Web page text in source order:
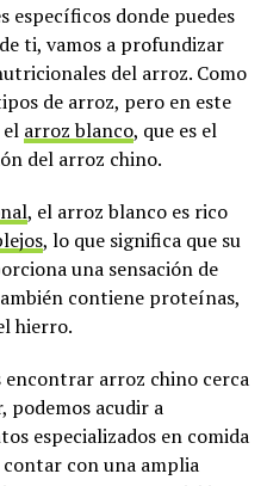
específicos donde puedes
ti, vamos a profundizar
del arroz. Como
de arroz, pero en este
arroz blanco, que es el
del arroz chino.
, el arroz blanco es rico
, lo que significa que su
una sensación de
contiene proteínas,
hierro.
encontrar arroz chino cerca
podemos acudir a
especializados en comida
contar con una amplia